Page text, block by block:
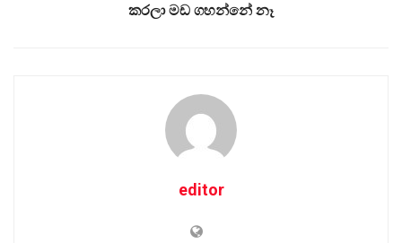
කරලා මඩ ගහන්නේ නෑ
editor